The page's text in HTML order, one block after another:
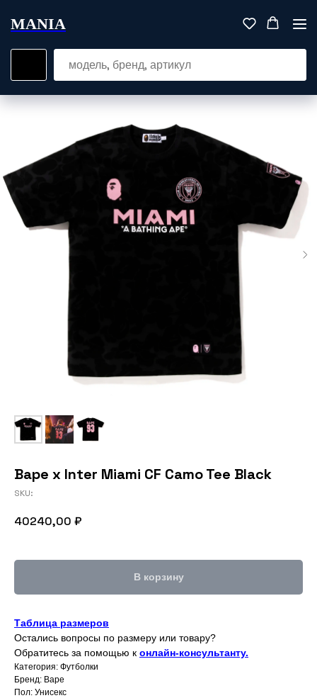
MANIA
Bape x Inter Miami CF Camo Tee Black
SKU:
40240,00 ₽
В корзину
Таблица размеров
Остались вопросы по размеру или товару?
Обратитесь за помощью к онлайн-консультанту.
Категория: Футболки
Бренд: Bape
Пол: Унисекс